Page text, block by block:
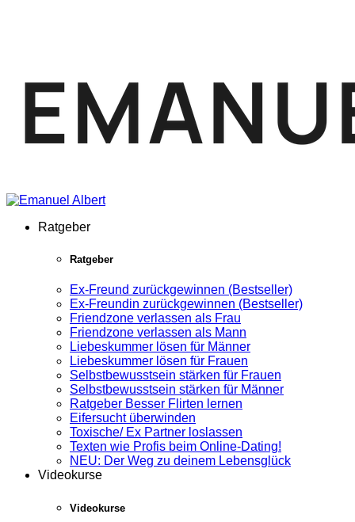
Ratgeber
Ratgeber
Ex-Freund zurückgewinnen (Bestseller)
Ex-Freundin zurückgewinnen (Bestseller)
Friendzone verlassen als Frau
Friendzone verlassen als Mann
Liebeskummer lösen für Männer
Liebeskummer lösen für Frauen
Selbstbewusstsein stärken für Frauen
Selbstbewusstsein stärken für Männer
Ratgeber Besser Flirten lernen
Eifersucht überwinden
Toxische/ Ex Partner loslassen
Texten wie Profis beim Online-Dating!
NEU: Der Weg zu deinem Lebensglück
Videokurse
Videokurse